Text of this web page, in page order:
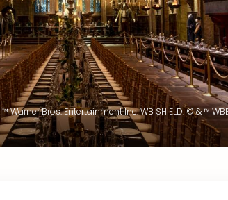
Bros. Entertainment Inc. WB SHIELD: © & ™